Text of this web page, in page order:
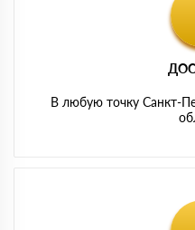
В любую точку Санкт-